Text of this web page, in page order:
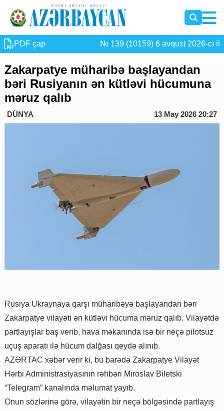
PDF çap № 139 (10159) 6 avqust 2026-cı il
Zakarpatye müharibə başlayandan
bəri Rusiyanın ən kütləvi hücumuna
məruz qalıb
DÜNYA 13 May 2026 20:27
Rusiya Ukraynaya qarşı müharibəyə başlayandan bəri
Zakarpatye vilayəti ən kütləvi hücuma məruz qalıb. Vilayətdə
partlayışlar baş verib, hava məkanında isə bir neçə pilotsuz
uçuş aparatı ilə hücum dalğası qeydə alınıb.
AZƏRTAC xəbər verir ki, bu barədə Zakarpatye Vilayət
Hərbi Administrasiyasının rəhbəri Miroslav Biletski
“Telegram” kanalında məlumat yayıb.
Onun sözlərinə görə, vilayətin bir neçə bölgəsində partlayış